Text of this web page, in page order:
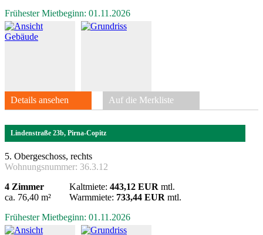
Frühester Mietbeginn: 01.11.2026
Details ansehen Auf die Merkliste
Lindenstraße 23b, Pirna-Copitz
5. Obergeschoss, rechts
Wohnungsnummer: 36.3.12
4 Zimmer
ca. 76,40 m²
Kaltmiete: 443,12 EUR mtl.
Warmmiete: 733,44 EUR mtl.
Frühester Mietbeginn: 01.11.2026